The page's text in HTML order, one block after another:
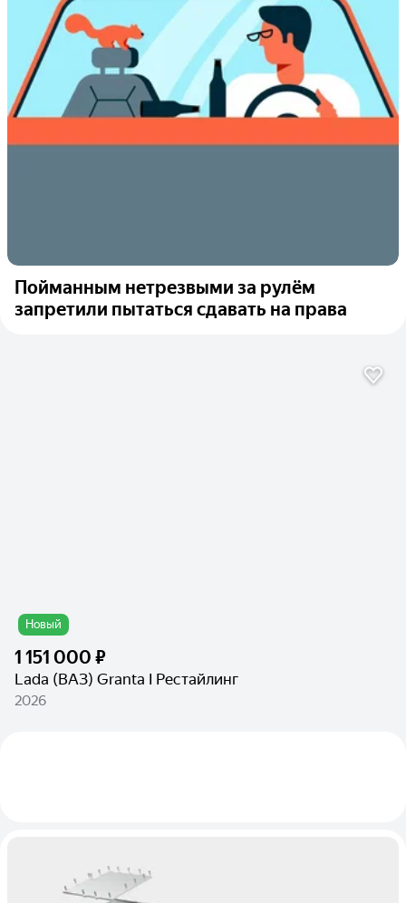
Пойманным нетрезвыми за рулём
запретили пытаться сдавать на права
Новый
1 151 000 ₽
Lada (ВАЗ) Granta I Рестайлинг
2026